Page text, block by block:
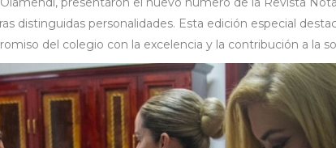
distinguidas personalidades. Esta edición especial
del colegio con la excelencia y la contribución a la